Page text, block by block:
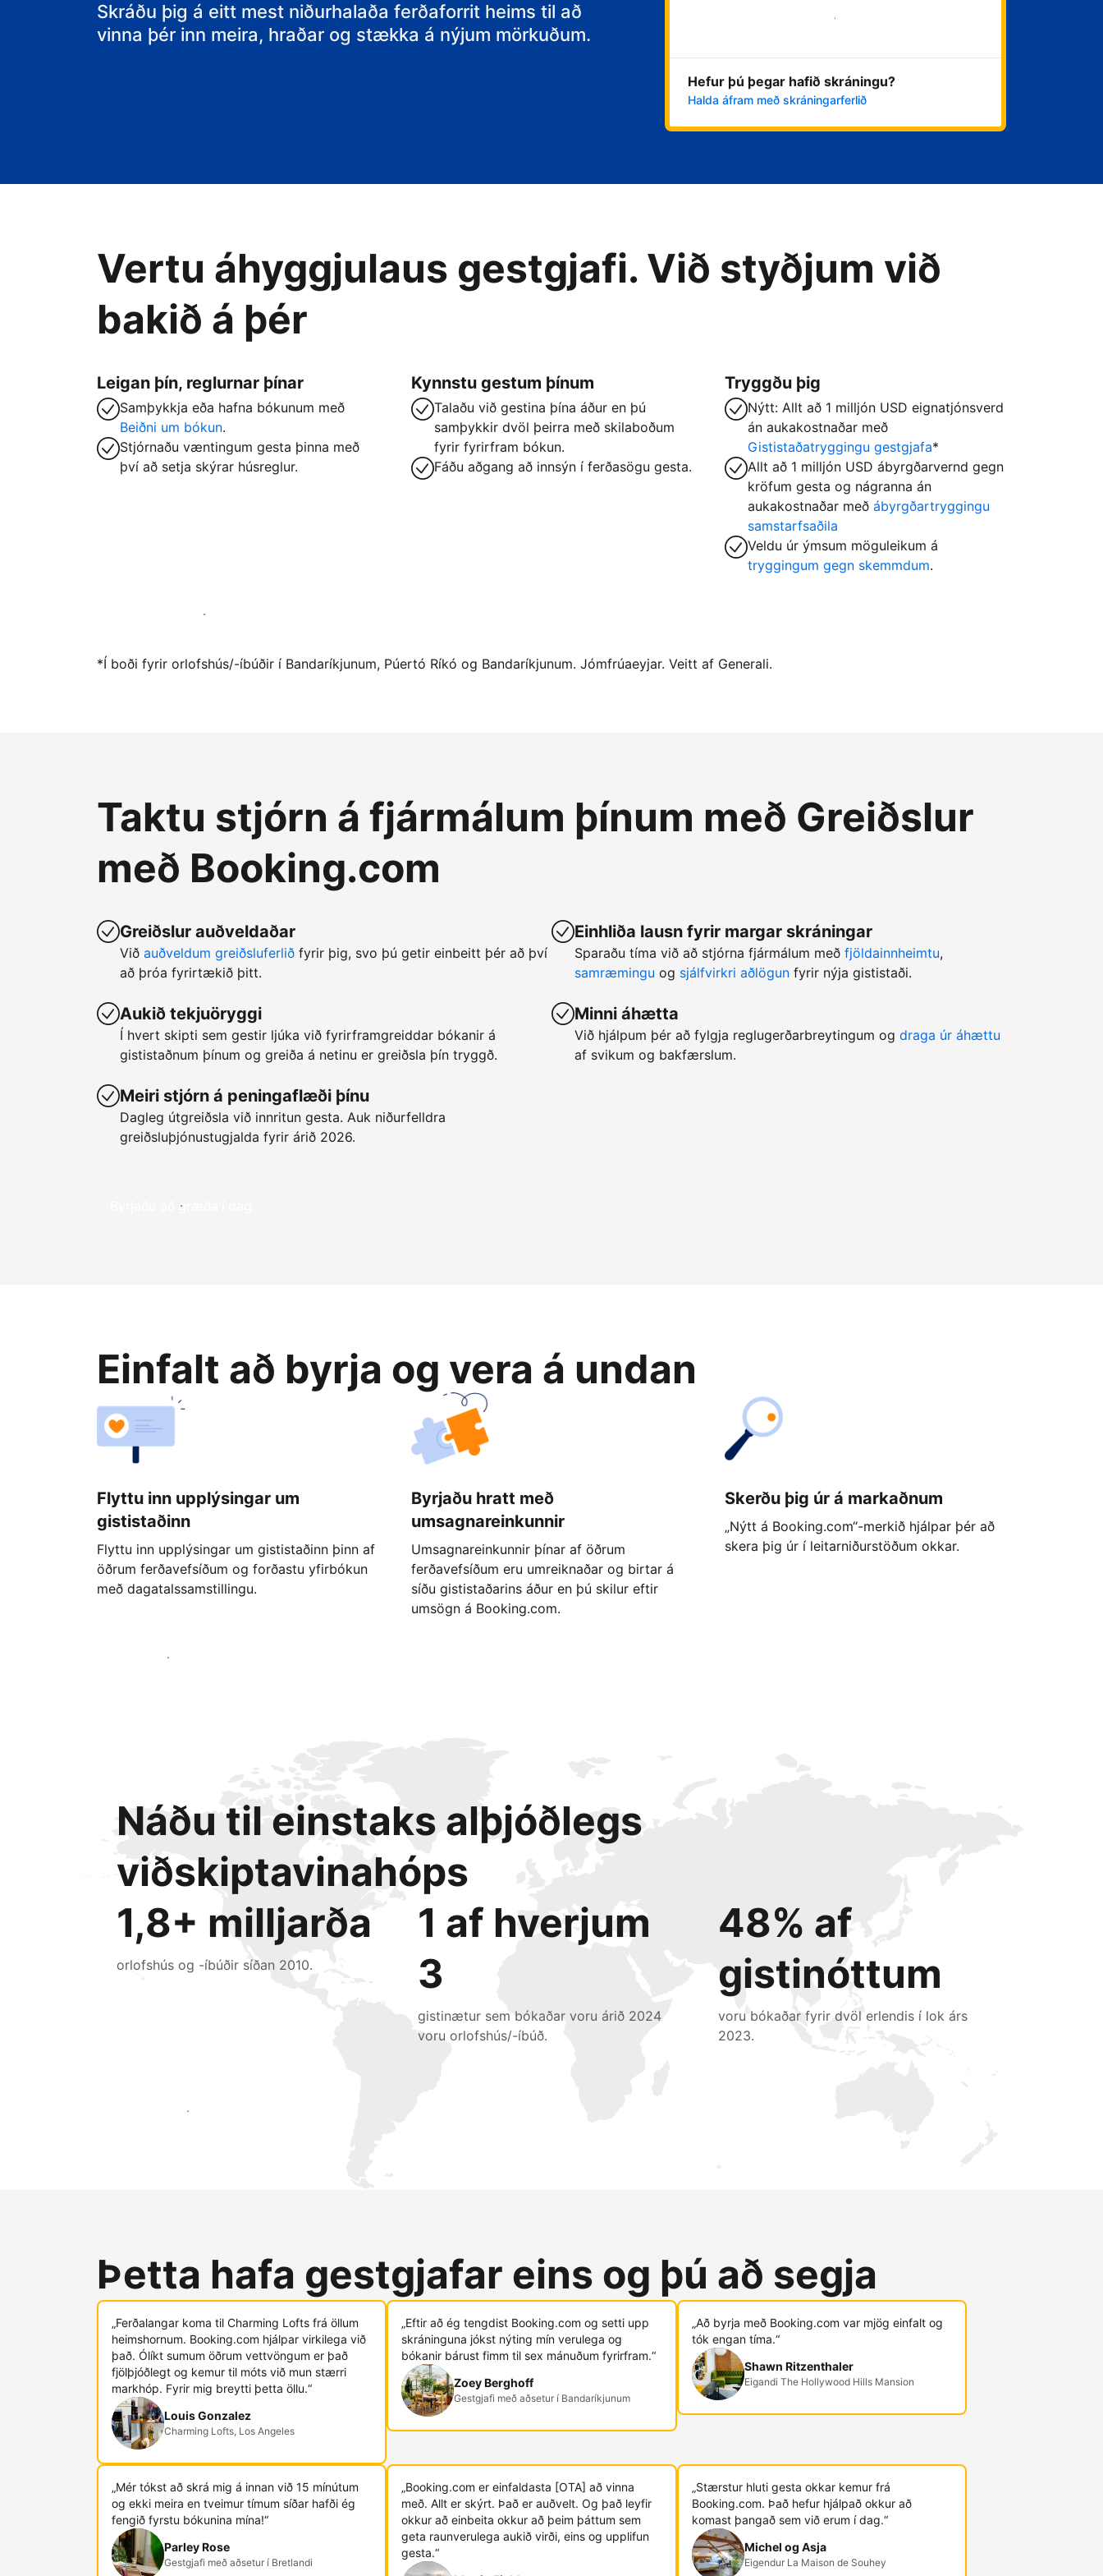
Skráðu þig á eitt mest niðurhalaða ferðaforrit heims til að
vinna þér inn meira, hraðar og stækka á nýjum mörkuðum.
Byrja núna
Hefur þú þegar hafið skráningu?
Halda áfram með skráningarferlið
Vertu áhyggjulaus gestgjafi. Við styðjum við
bakið á þér
Leigan þín, reglurnar þínar
Samþykkja eða hafna bókunum með
Beiðni um bókun.
Stjórnaðu væntingum gesta þinna með
því að setja skýrar húsreglur.
Kynnstu gestum þínum
Talaðu við gestina þína áður en þú
samþykkir dvöl þeirra með skilaboðum
fyrir fyrirfram bókun.
Fáðu aðgang að innsýn í ferðasögu gesta.
Tryggðu þig
Nýtt: Allt að 1 milljón USD eignatjónsverd
án aukakostnaðar með
Gististaðatryggingu gestgjafa*
Allt að 1 milljón USD ábyrgðarvernd gegn
kröfum gesta og nágranna án
aukakostnaðar meðábyrgðartryggingu
samstarfsaðila
Veldu úr ýmsum möguleikum á
tryggingum gegn skemmdum.
Vertu gestgjafi hjá okkur í dag
*Í boði fyrir orlofshús/-íbúðir í Bandaríkjunum, Púertó Ríkó og Bandaríkjunum. Jómfrúaeyjar. Veitt af Generali.
Taktu stjórn á fjármálum þínum með Greiðslur
með Booking.com
Greiðslur auðveldaðar
Við auðveldum greiðsluferlið fyrir þig, svo þú getir einbeitt þér að því
að þróa fyrirtækið þitt.
Aukið tekjuöryggi
Í hvert skipti sem gestir ljúka við fyrirframgreiddar bókanir á
gististaðnum þínum og greiða á netinu er greiðsla þín tryggð.
Meiri stjórn á peningaflæði þínu
Dagleg útgreiðsla við innritun gesta. Auk niðurfelldra
greiðsluþjónustugjalda fyrir árið 2026.
Einhliða lausn fyrir margar skráningar
Sparaðu tíma við að stjórna fjármálum með fjöldainnheimtu,
samræmingu og sjálfvirkri aðlögun fyrir nýja gististaði.
Minni áhætta
Við hjálpum þér að fylgja reglugerðarbreytingum og draga úr áhættu
af svikum og bakfærslum.
Byrjaðu að græða í dag
Einfalt að byrja og vera á undan
Flyttu inn upplýsingar um
gististaðinn
Flyttu inn upplýsingar um gististaðinn þinn af
öðrum ferðavefsíðum og forðastu yfirbókun
með dagatalssamstillingu.
Byrjaðu hratt með
umsagnareinkunnir
Umsagnareinkunnir þínar af öðrum
ferðavefsíðum eru umreiknaðar og birtar á
síðu gististaðarins áður en þú skilur eftir
umsögn á Booking.com.
Skerðu þig úr á markaðnum
„Nýtt á Booking.com“-merkið hjálpar þér að
skera þig úr í leitarniðurstöðum okkar.
Byrjaðu strax í dag
Náðu til einstaks alþjóðlegs
viðskiptavinahóps
1,8+ milljarða
orlofshús og -íbúðir síðan 2010.
1 af hverjum
3
gistinætur sem bókaðar voru árið 2024
voru orlofshús/-íbúð.
48% af
gistinóttum
voru bókaðar fyrir dvöl erlendis í lok árs
2023.
Náðu til nýrra gesta í dag
Þetta hafa gestgjafar eins og þú að segja
„Ferðalangar koma til Charming Lofts frá öllum
heimshornum. Booking.com hjálpar virkilega við
það. Ólíkt sumum öðrum vettvöngum er það
fjölþjóðlegt og kemur til móts við mun stærri
markhóp. Fyrir mig breytti þetta öllu.“
Louis Gonzalez
Charming Lofts, Los Angeles
„Eftir að ég tengdist Booking.com og ​​setti upp
skráninguna jókst nýting mín verulega og
bókanir bárust fimm til sex mánuðum fyrirfram.“
Zoey Berghoff
Gestgjafi með aðsetur í Bandaríkjunum
„Að byrja með Booking.com var mjög einfalt og
tók engan tíma.“
Shawn Ritzenthaler
Eigandi The Hollywood Hills Mansion
„Mér tókst að skrá mig á innan við 15 mínútum
og ekki meira en tveimur tímum síðar hafði ég
fengið fyrstu bókunina mína!“
Parley Rose
Gestgjafi með aðsetur í Bretlandi
„Booking.com er einfaldasta [OTA] að vinna
með. Allt er skýrt. Það er auðvelt. Og það leyfir
okkur að einbeita okkur að þeim þáttum sem
geta raunverulega aukið virði, eins og upplifun
gesta.“
„Stærstur hluti gesta okkar kemur frá
Booking.com. Það hefur hjálpað okkur að
komast þangað sem við erum í dag.“
Michel og Asja
Eigendur La Maison de Souhey